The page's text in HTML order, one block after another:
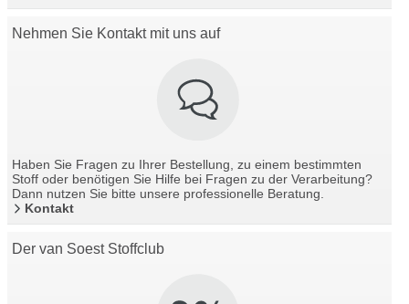
Nehmen Sie Kontakt mit uns auf
Haben Sie Fragen zu Ihrer Bestellung, zu einem bestimmten
Stoff oder benötigen Sie Hilfe bei Fragen zu der Verarbeitung?
Dann nutzen Sie bitte unsere professionelle Beratung.
Kontakt
Der van Soest Stoffclub